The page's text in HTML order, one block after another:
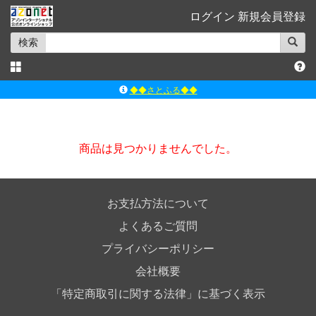
ログイン 新規会員登録
検索
◆◆さとふる◆◆
ｱｿﾞﾝｵﾝﾗｲﾝｼｮｯﾌﾟX
商品は見つかりませんでした。
お支払方法について
よくあるご質問
プライバシーポリシー
会社概要
「特定商取引に関する法律」に基づく表示